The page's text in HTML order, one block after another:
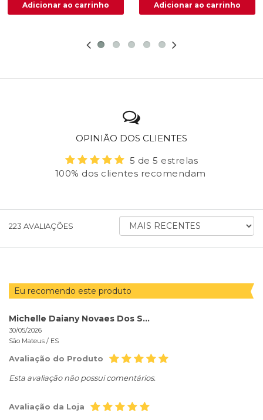
OPINIÃO DOS CLIENTES
5 de 5 estrelas
100% dos clientes recomendam
223 AVALIAÇÕES
ORDENAR
AVALIAÇÕES
Eu recomendo este produto
Michelle Daiany Novaes Dos Santos
30/05/2026
São Mateus / ES
Avaliação do Produto
Esta avaliação não possui comentários.
Avaliação da Loja